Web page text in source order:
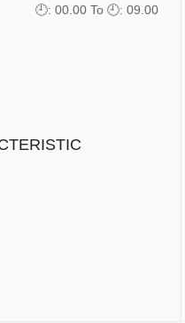
🕘: 00.00 To 🕘: 09.00